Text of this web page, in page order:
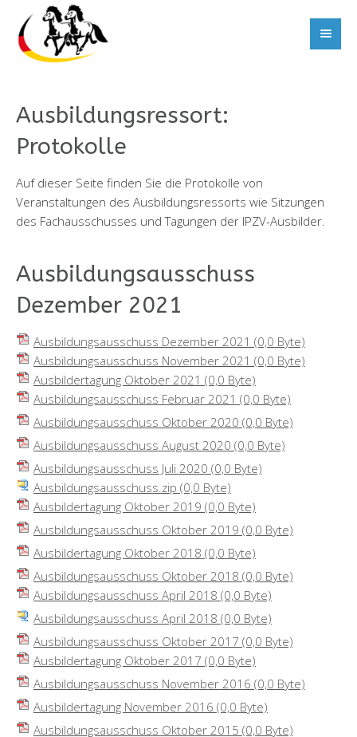
Ausbildungsressort:
Protokolle
Auf dieser Seite finden Sie die Protokolle von
Veranstaltungen des Ausbildungsressorts wie Sitzungen
des Fachausschusses und Tagungen der IPZV-Ausbilder.
Ausbildungsausschuss
Dezember 2021
Ausbildungsausschuss Dezember 2021 (0,0 Byte)
Ausbildungsausschuss November 2021 (0,0 Byte)
Ausbildertagung Oktober 2021 (0,0 Byte)
Ausbildungsausschuss Februar 2021 (0,0 Byte)
Ausbildungsausschuss Oktober 2020 (0,0 Byte)
Ausbildungsausschuss August 2020 (0,0 Byte)
Ausbildungsausschuss Juli 2020 (0,0 Byte)
Ausbildungsausschuss.zip (0,0 Byte)
Ausbildertagung Oktober 2019 (0,0 Byte)
Ausbildungsausschuss Oktober 2019 (0,0 Byte)
Ausbildertagung Oktober 2018 (0,0 Byte)
Ausbildungsausschuss Oktober 2018 (0,0 Byte)
Ausbildungsausschuss April 2018 (0,0 Byte)
Ausbildungsausschuss April 2018 (0,0 Byte)
Ausbildungsausschuss Oktober 2017 (0,0 Byte)
Ausbildertagung Oktober 2017 (0,0 Byte)
Ausbildungsausschuss November 2016 (0,0 Byte)
Ausbildertagung November 2016 (0,0 Byte)
Ausbildungsausschuss Oktober 2015 (0,0 Byte)